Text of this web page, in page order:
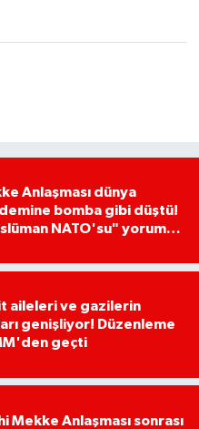
Anlaşması dünya
bomba gibi düştü!
NATO'su" yorumu
aileleri ve gazilerin
genişliyor! Düzenleme
geçti
Mekke Anlaşması sonrası